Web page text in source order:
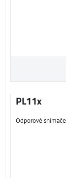
PL11x
Odporové